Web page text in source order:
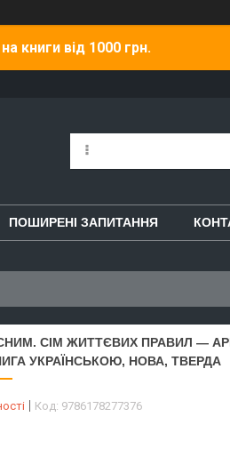
книги від 1000 грн.
ПОШИРЕНІ ЗАПИТАННЯ
СІМ ЖИТТЄВИХ ПРАВИЛ —
УКРАЇНСЬКОЮ, НОВА, ТВЕРДА
Код: 9786178277376